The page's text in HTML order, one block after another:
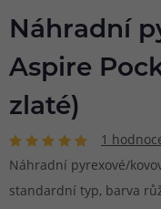
Náhradní
Aspire
zlaté)
1
Náhradní pyrexové/
standardní typ, barva